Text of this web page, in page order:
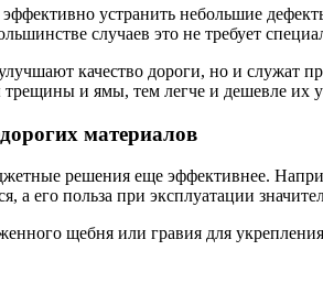
устранить небольшие
случаев это не требует
качество дороги, но и
и ямы, тем легче и дешевле их
материалов
решения еще эффективнее.
а его польза при эксплуатации
щебня или гравия для